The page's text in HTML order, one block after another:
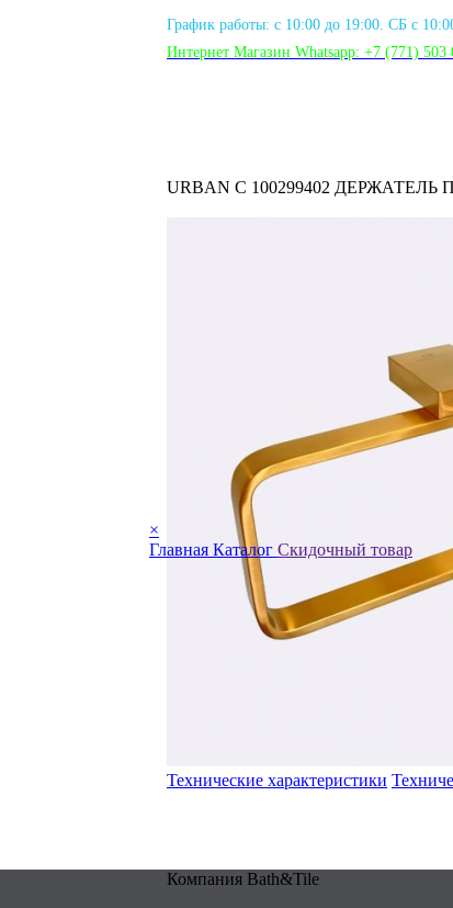
График работы: с 10:00 до 19:00. СБ с
Интернет Магазин Whatsapp: +7 (771) 503
×
Главная Каталог Скидочный товар
URBAN C 100299402
Технические характеристики
Компания Bath&Tile